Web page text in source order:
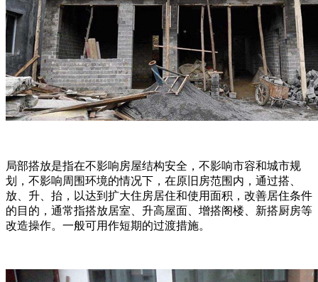
局部搭放是指在不影响房屋结构安全，不影响市容和城市规
划，不影响周围环境的情况下，在原旧房范围内，通过搭、
放、升、抬，以达到扩大住房居住和使用面积，改善居住条件
的目的，通常指搭放居室、升高屋面、增搭阁楼、新搭厨房等
改造操作。一般可用作短期的过渡措施。